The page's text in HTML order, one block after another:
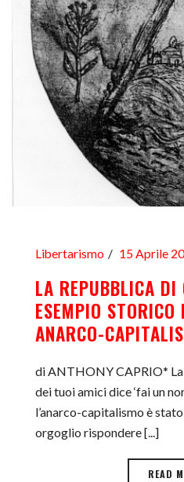
Libertarismo 15 Aprile
LA REPUBBLICA DI
ESEMPIO
ANARCO-
di ANTHONY CAPRIO*
dei tuoi amici dice ‘fai un
l’anarco-capitalismo è
orgoglio rispondere [...]
READ